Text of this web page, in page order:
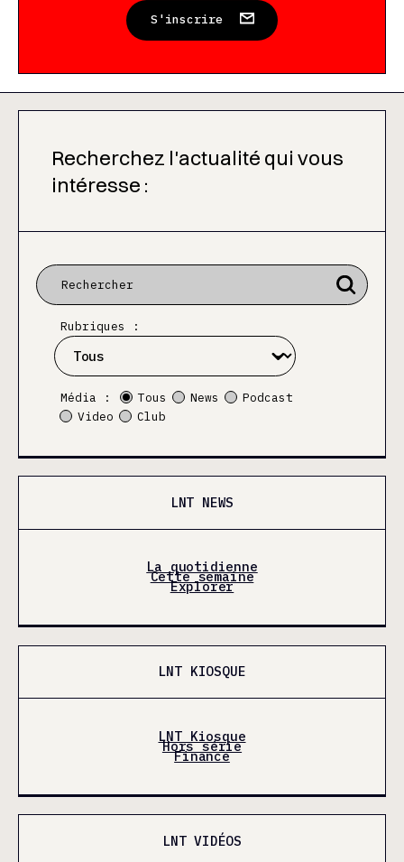
S'inscrire
Recherchez l'actualité qui vous
intéresse :
Rubriques :
Média : Tous News
Podcast
Video
Club
LNT NEWS
La quotidienne
Cette semaine
Explorer
LNT KIOSQUE
LNT Kiosque
Hors série
Finance
LNT VIDÉOS